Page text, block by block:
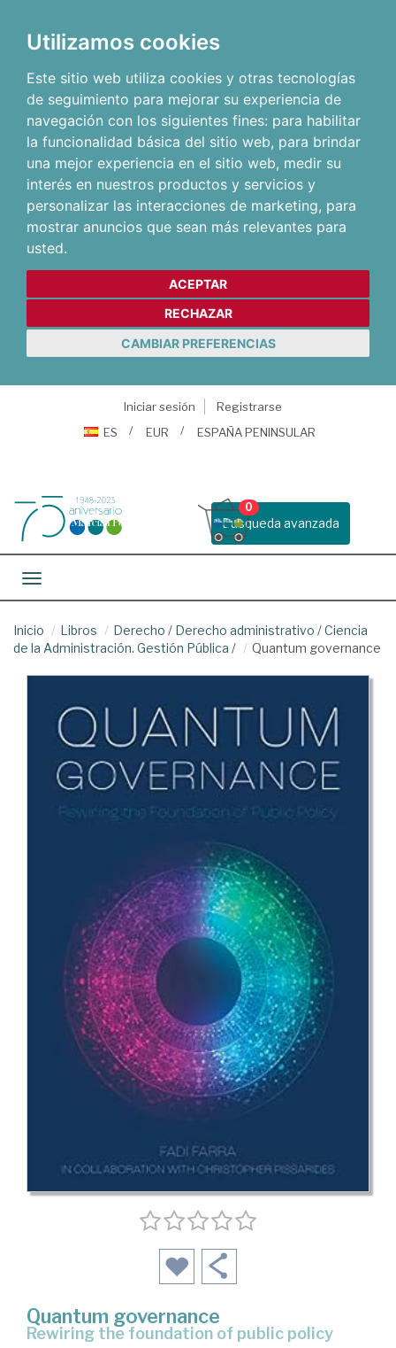
Utilizamos cookies
Este sitio web utiliza cookies y otras tecnologías
de seguimiento para mejorar su experiencia de
navegación con los siguientes fines: para habilitar
la funcionalidad básica del sitio web, para brindar
una mejor experiencia en el sitio web, medir su
interés en nuestros productos y servicios y
personalizar las interacciones de marketing, para
mostrar anuncios que sean más relevantes para
usted.
ACEPTAR
RECHAZAR
CAMBIAR PREFERENCIAS
Iniciar sesión
Registrarse
ES
EUR ESPAÑA PENINSULAR
Busqueda avanzada
0
Toggle navigation
Inicio Libros Derecho / Derecho administrativo /Ciencia
de la Administración. Gestión Pública / Quantum governance
Quantum governance
rewiring the foundation of public policy